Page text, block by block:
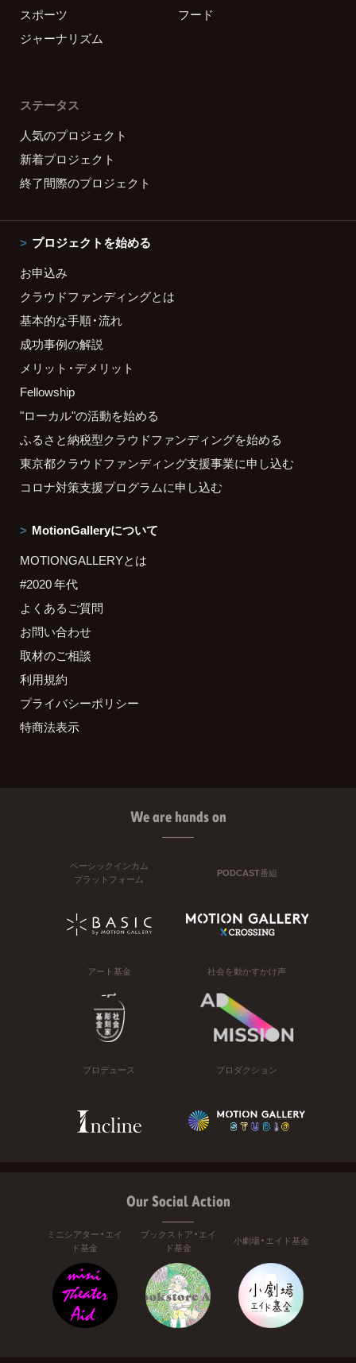
スポーツ
フード
ジャーナリズム
ステータス
人気のプロジェクト
新着プロジェクト
終了間際のプロジェクト
プロジェクトを始める
お申込み
クラウドファンディングとは
基本的な手順・流れ
成功事例の解説
メリット・デメリット
Fellowship
"ローカル"の活動を始める
ふるさと納税型クラウドファンディングを始める
東京都クラウドファンディング支援事業に申し込む
コロナ対策支援プログラムに申し込む
MotionGalleryについて
MOTIONGALLERYとは
#2020 年代
よくあるご質問
お問い合わせ
取材のご相談
利用規約
プライバシーポリシー
特商法表示
We are hands on
ベーシックインカム
プラットフォーム
PODCAST番組
アート基金 社会を動かすかけ声
プロデュース プロダクション
Our Social Action
ミニシアター・エイ
ド基金
ブックストア・エイ
ド基金
小劇場・エイド基金